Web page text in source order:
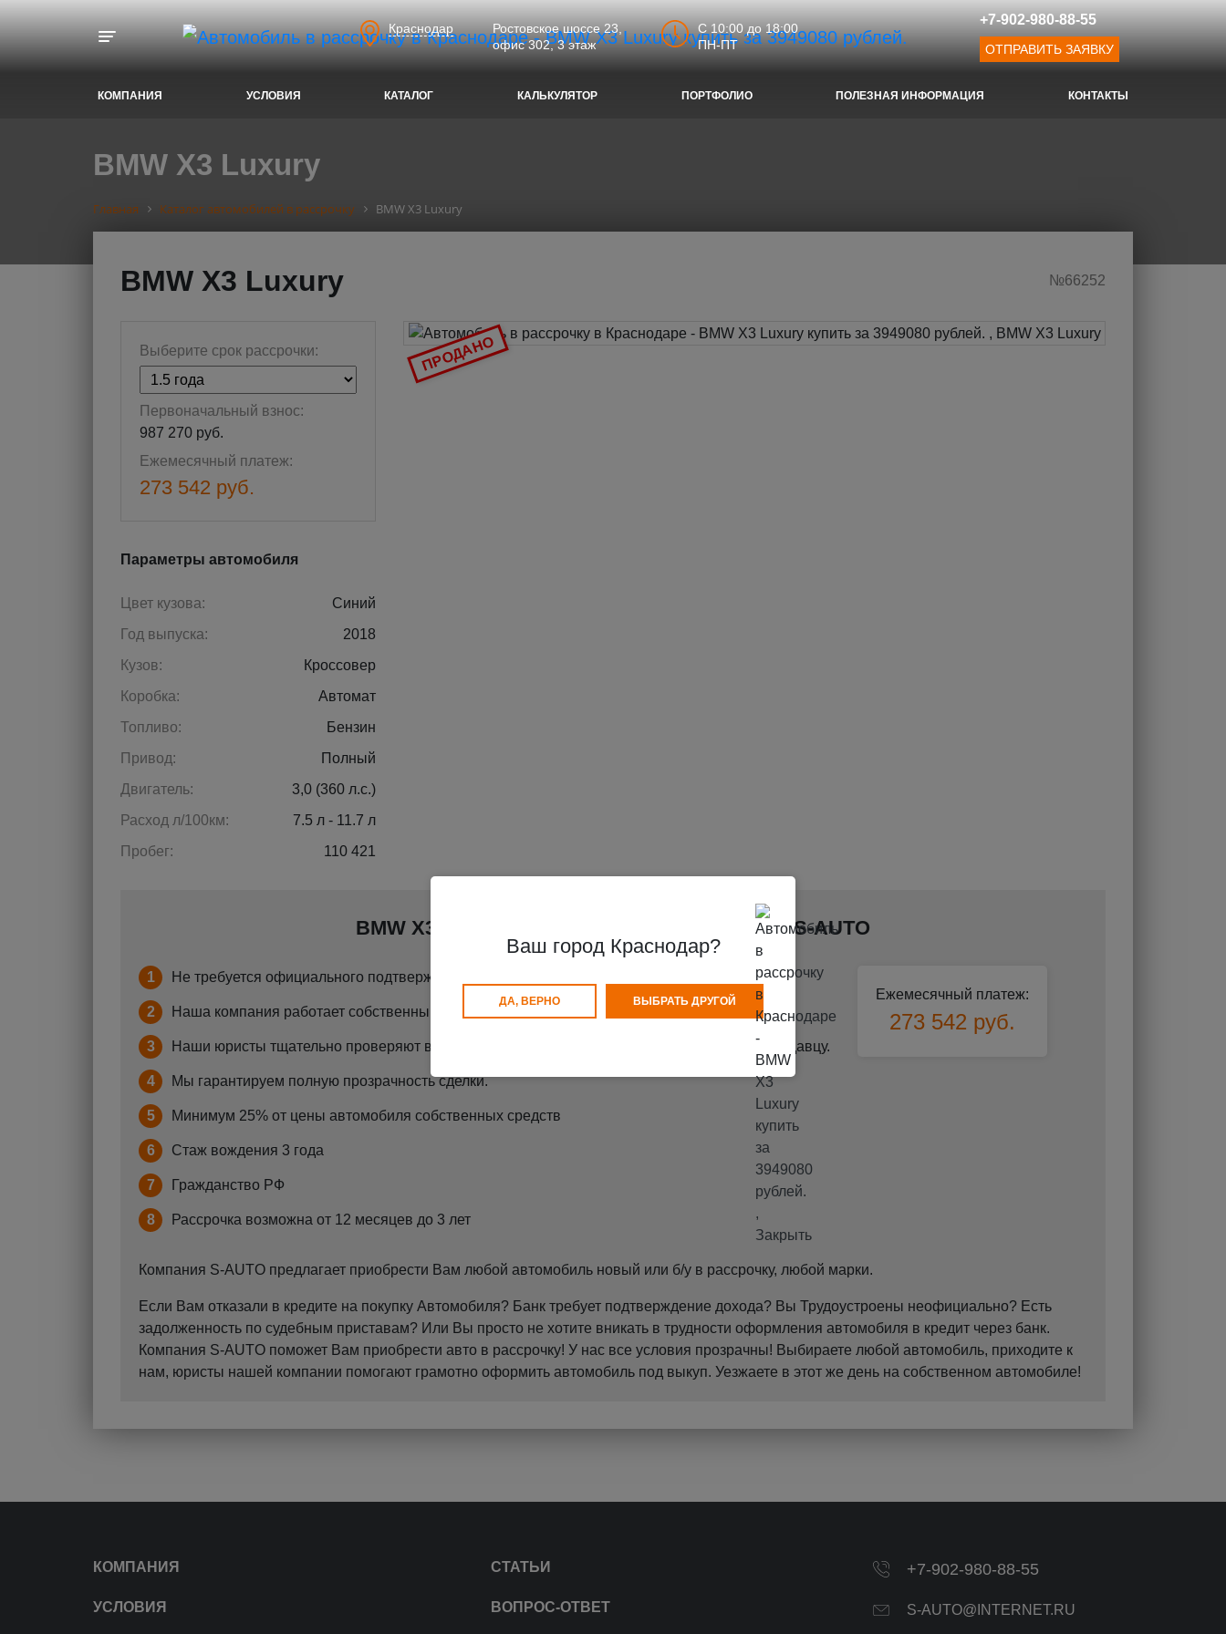
Toggle navigation
Краснодар
Ростовское шоссе 23,
офис 302, 3 этаж
C 10:00 до 18:00
ПН-ПТ
+7-902-980-88-55
ОТПРАВИТЬ ЗАЯВКУ
КОМПАНИЯ УСЛОВИЯ КАТАЛОГ КАЛЬКУЛЯТОР ПОРТФОЛИО ПОЛЕЗНАЯ ИНФОРМАЦИЯ КОНТАКТЫ
BMW X3 Luxury
Главная Каталог автомобилей в рассрочку BMW X3 Luxury
BMW X3 Luxury №66252
Выберите срок рассрочки:
Первоначальный взнос:
987 270 руб.
Ежемесячный платеж:
273 542 руб.
Параметры автомобиля
Цвет кузова:
Синий
Год выпуска:
2018
Кузов:
Кроссовер
Коробка:
Автомат
Топливо:
Бензин
Привод:
Полный
Двигатель:
3,0 (360 л.с.)
Расход л/100км:
7.5 л - 11.7 л
Пробег:
110 421
ПРОДАНО
BMW X3 Luxury в рассрочку легко, вместе с S-AUTO
1 Не требуется официального подтверждения Вашего трудоустройства.
2 Наша компания работает собственными деньгами, без участия Банков.
3 Наши юристы тщательно проверяют все документы по покупаемому автомобилю и по продавцу.
4 Мы гарантируем полную прозрачность сделки.
5 Минимум 25% от цены автомобиля собственных средств
6 Стаж вождения 3 года
7 Гражданство РФ
8 Рассрочка возможна от 12 месяцев до 3 лет
Ежемесячный платеж:
273 542 руб.
Компания S-AUTO предлагает приобрести Вам любой автомобиль новый или б/у в рассрочку, любой марки.
Если Вам отказали в кредите на покупку Автомобиля? Банк требует подтверждение дохода? Вы Трудоустроены неофициально? Есть
задолженность по судебным приставам? Или Вы просто не хотите вникать в трудности оформления автомобиля в кредит через банк.
Компания S-AUTO поможет Вам приобрести авто в рассрочку! У нас все условия прозрачны! Выбираете любой автомобиль, приходите к
нам, юристы нашей компании помогают грамотно оформить автомобиль под выкуп. Уезжаете в этот же день на собственном автомобиле!
КОМПАНИЯ
УСЛОВИЯ
СТАТЬИ
ВОПРОС-ОТВЕТ
+7-902-980-88-55
S-AUTO@INTERNET.RU
Ваш город Краснодар?
ДА, ВЕРНО ВЫБРАТЬ ДРУГОЙ